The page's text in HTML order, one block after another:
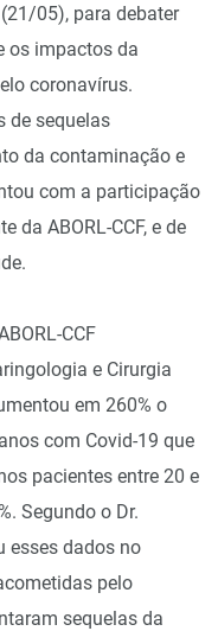
05), para debater
os impactos da
coronavírus.
de sequelas
da contaminação e
com a participação
da ABORL-CCF, e de
CCF
e Cirurgia
em 260% o
com Covid-19 que
pacientes entre 20 e
Segundo o Dr.
esses dados no
pelo
sequelas da